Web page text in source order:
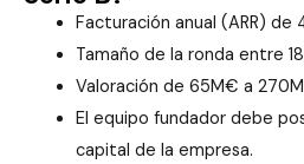
Facturación anual (ARR) de
Tamaño de la ronda entre
Valoración de 65M€ a
El equipo fundador debe
capital de la empresa.